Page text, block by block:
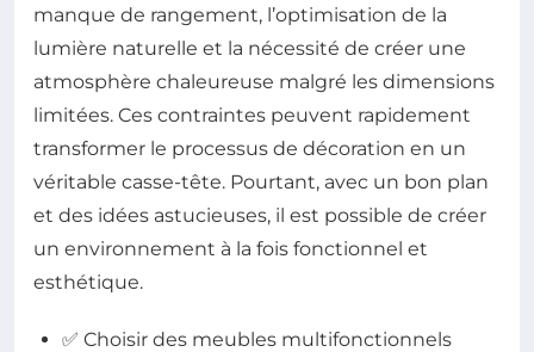
manque de rangement, l’optimisation de la
lumière naturelle et la nécessité de créer une
atmosphère chaleureuse malgré les dimensions
limitées. Ces contraintes peuvent rapidement
transformer le processus de décoration en un
véritable casse-tête. Pourtant, avec un bon plan
et des idées astucieuses, il est possible de créer
un environnement à la fois fonctionnel et
esthétique.
✅ Choisir des meubles multifonctionnels